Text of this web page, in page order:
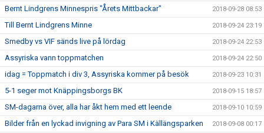
Bernt Lindgrens Minnespris "Årets Mittbackar" 2018-09-28 08:53
Till Bernt Lindgrens Minne 2018-09-24 23:19
Smedby vs VIF sänds live på lördag 2018-09-24 22:53
Assyriska vann toppmatchen 2018-09-24 22:50
idag = Toppmatch i div 3, Assyriska kommer på besök 2018-09-23 10:31
5-1 seger mot Knäppingsborgs BK 2018-09-15 18:57
SM-dagarna över, alla har åkt hem med ett leende 2018-09-10 10:59
Bilder från en lyckad invigning av Para SM i Källängsparken 2018-09-08 00:17